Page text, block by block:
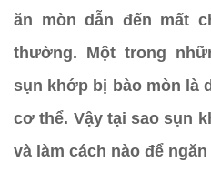
ăn mòn dẫn đến mất
thường. Một trong
sụn khớp bị bào mòn là
cơ thể. Vậy tại sao sụn
và làm cách nào để